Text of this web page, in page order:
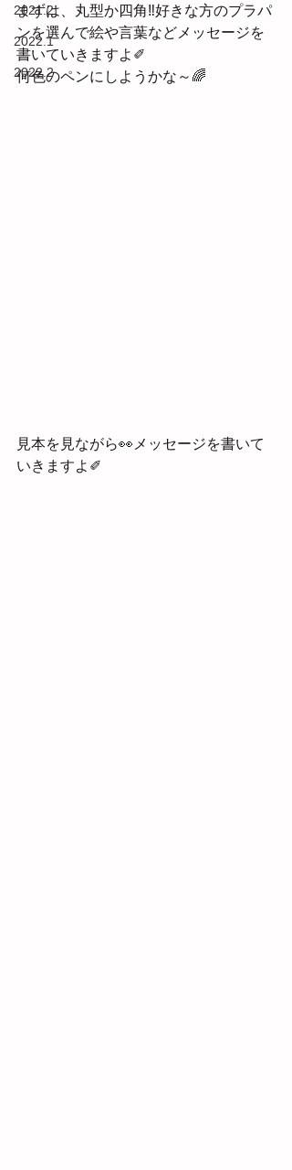
2021.2
2022.1
2022.2
まずは、丸型か四角‼好きな方のプラパ
ンを選んで絵や言葉などメッセージを
書いていきますよ✐
何色のペンにしようかな～🌈
見本を見ながら👀メッセージを書いて
いきますよ✐